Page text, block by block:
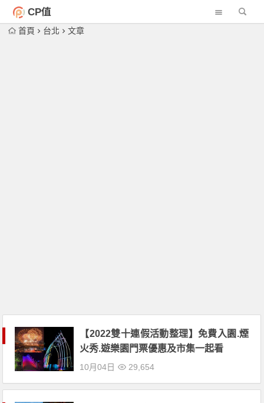
CP值
首頁 台北 文章
【2022雙十連假活動整理】免費入園.煙
火秀.遊樂園門票優惠及市集一起看
10月04日 29,654